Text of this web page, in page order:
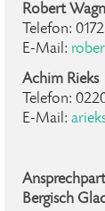
Robert
Telefon:
E-Mail:
Achim Rieks
Telefon:
E-Mail:
Bergisch